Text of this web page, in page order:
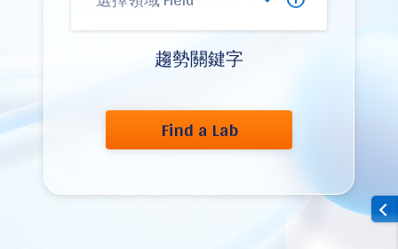
趨勢關鍵字
Find a Lab